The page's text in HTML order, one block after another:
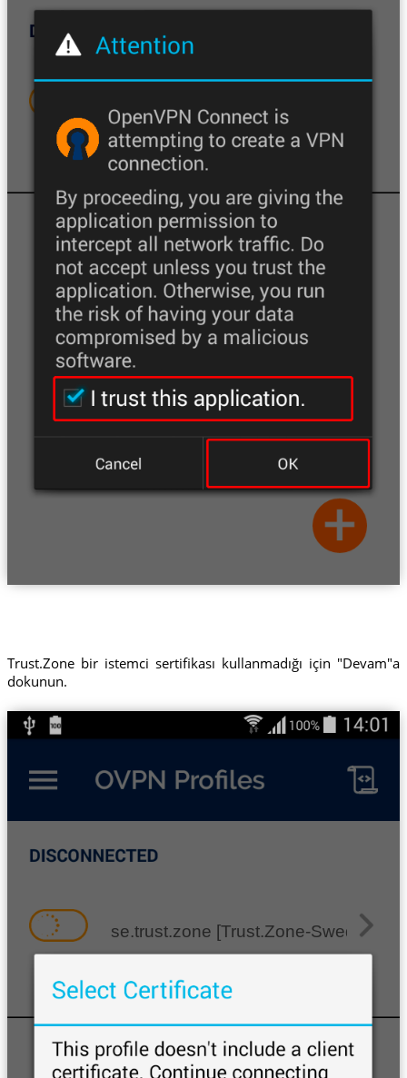
Trust.Zone bir istemci sertifikası kullanmadığı için "Devam"a
dokunun.
se.trust.zone [Trust.Zone-Sweden]